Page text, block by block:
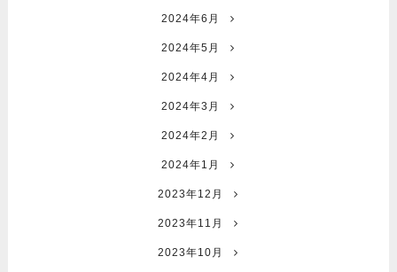
2024年6月
2024年5月
2024年4月
2024年3月
2024年2月
2024年1月
2023年12月
2023年11月
2023年10月